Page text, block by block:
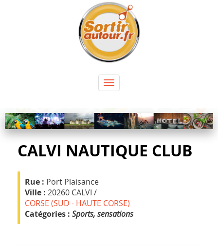
Toggle
navigation
CALVI NAUTIQUE CLUB
Rue : Port Plaisance
Ville : 20260 CALVI /
CORSE (SUD - HAUTE CORSE)
Catégories : Sports, sensations
Panneau de gestion des cookies